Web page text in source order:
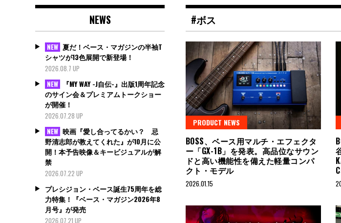
#ボス
PRODUCT NEWS
BOSS、ベース用マルチ・エフェクタ
ー「GX-1B」を発表。高品位なサウン
ドと高い機能性を備えた軽量コンパ
クト・モデル
2026.01.15
NEWS
NEW 夏だ！ベース・マガジンの半袖T
シャツが13色展開で新登場！
2026.08.7 UP
NEW
『MY WAY -J自伝-』出版1周年記念
のサイン会＆プレミアムトークショー
が開催！
2026.07.28 UP
NEW 映画『愛し合ってるかい？ 忌
野清志郎が教えてくれた』が10月に公
開！本予告映像＆キービジュアルが解
禁
2026.07.22 UP
プレシジョン・ベース誕生75周年を総
力特集！『ベース・マガジン2026年8
月号』が発売
2026.07.21 UP